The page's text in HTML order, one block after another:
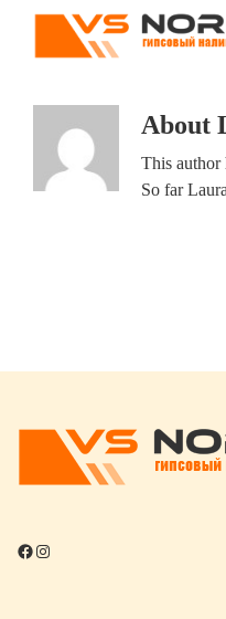
content
About
This author
So far
Facebook
Instagram